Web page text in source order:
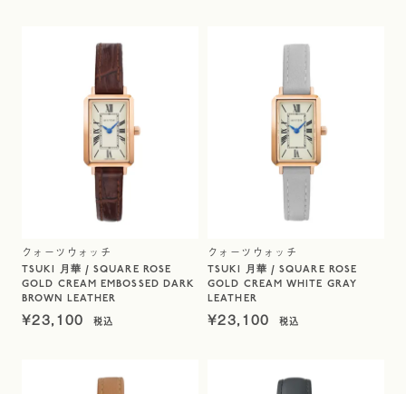
クォーツウォッチ
TSUKI 月華 / SQUARE ROSE
GOLD CREAM EMBOSSED DARK
BROWN LEATHER
¥23,100
クォーツウォッチ
TSUKI 月華 / SQUARE ROSE
GOLD CREAM WHITE GRAY
LEATHER
¥23,100